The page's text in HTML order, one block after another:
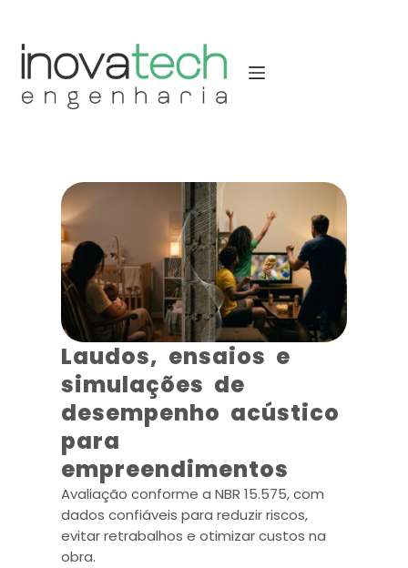
Laudos, ensaios e
simulações de
desempenho acústico
para
empreendimentos
Avaliação conforme a NBR 15.575, com
dados confiáveis para reduzir riscos,
evitar retrabalhos e otimizar custos na
obra.